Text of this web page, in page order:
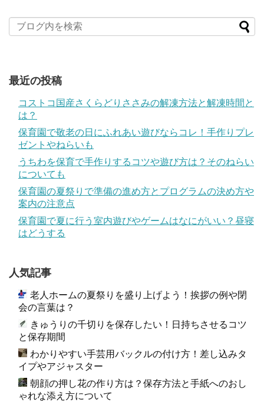
最近の投稿
コストコ国産さくらどりささみの解凍方法と解凍時間と
は？
保育園で敬老の日にふれあい遊びならコレ！手作りプレ
ゼントやねらいも
うちわを保育で手作りするコツや遊び方は？そのねらい
についても
保育園の夏祭りで準備の進め方とプログラムの決め方や
案内の注意点
保育園で夏に行う室内遊びやゲームはなにがいい？昼寝
はどうする
人気記事
老人ホームの夏祭りを盛り上げよう！挨拶の例や閉
会の言葉は？
きゅうりの千切りを保存したい！日持ちさせるコツ
と保存期間
わかりやすい手芸用バックルの付け方！差し込みタ
イプやアジャスター
朝顔の押し花の作り方は？保存方法と手紙へのおし
ゃれな添え方について